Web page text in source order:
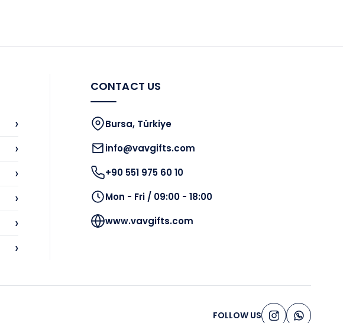
›
›
›
›
›
›
CONTACT US
Bursa, Türkiye
info@vavgifts.com
+90 551 975 60 10
Mon - Fri / 09:00 - 18:00
www.vavgifts.com
FOLLOW US